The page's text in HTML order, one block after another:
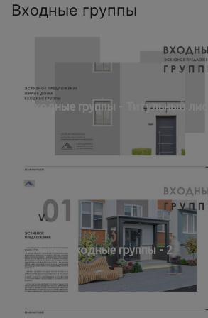
Входные группы
Входные группы - Титульный лист
Входные группы - 2